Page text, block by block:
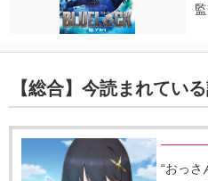
【総合】今読まれてい
“おっさ